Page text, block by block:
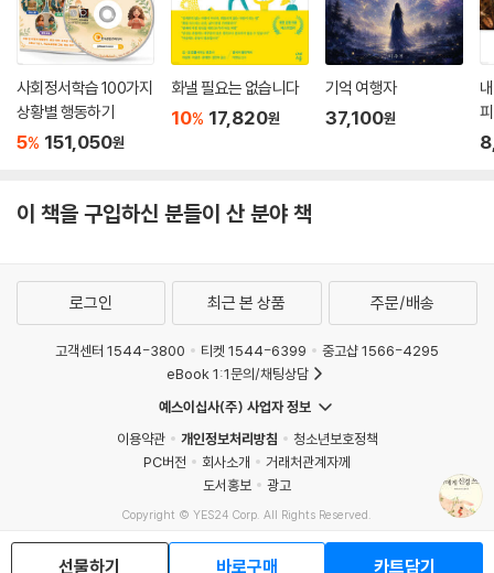
사회정서학습 100가지
상황별 행동하기
5% 151,050원
화낼 필요는 없습니다
10% 17,820원
기억 여행자
37,100원
이 책을 구입하신 분들이 산 분야 책
선물하기 바로구매 카트담기
로그인 최근 본 상품 주문/배송
고객센터 1544-3800 티켓 1544-6399
중고샵 1566-4295
eBook 1:1문의/채팅상담
예스이십사(주) 사업자 정보
이용약관
개인정보처리방침
청소년보호정책
PC버전
회사소개
거래처관계자께
도서홍보
광고
Copyright © YES24 Corp. All Rights Reserved.